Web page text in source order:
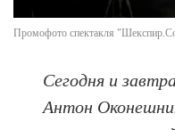
Промофото спектакля
Сегодня и
Антон